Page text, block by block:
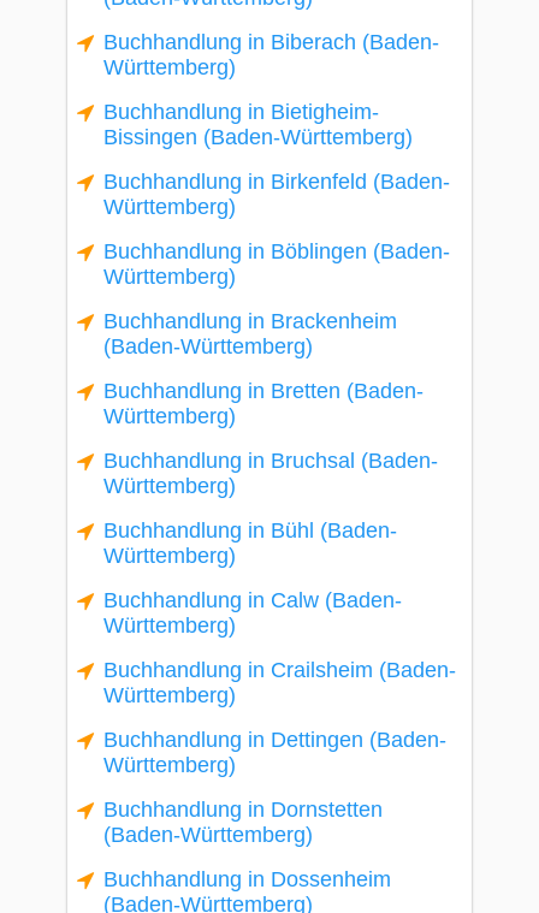
Buchhandlung in Biberach (Baden-
Württemberg)
Buchhandlung in Bietigheim-
Bissingen (Baden-Württemberg)
Buchhandlung in Birkenfeld (Baden-
Württemberg)
Buchhandlung in Böblingen (Baden-
Württemberg)
Buchhandlung in Brackenheim
(Baden-Württemberg)
Buchhandlung in Bretten (Baden-
Württemberg)
Buchhandlung in Bruchsal (Baden-
Württemberg)
Buchhandlung in Bühl (Baden-
Württemberg)
Buchhandlung in Calw (Baden-
Württemberg)
Buchhandlung in Crailsheim (Baden-
Württemberg)
Buchhandlung in Dettingen (Baden-
Württemberg)
Buchhandlung in Dornstetten
(Baden-Württemberg)
Buchhandlung in Dossenheim
(Baden-Württemberg)